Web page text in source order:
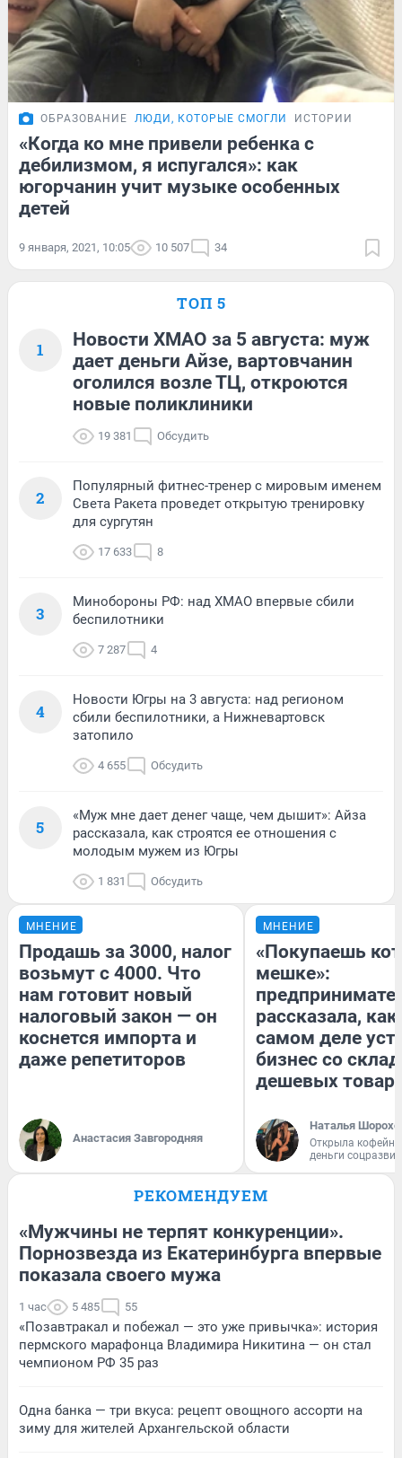
ОБРАЗОВАНИЕ ЛЮДИ, КОТОРЫЕ СМОГЛИ ИСТОРИИ
«Когда ко мне привели ребенка с
дебилизмом, я испугался»: как
югорчанин учит музыке особенных
детей
9 января, 2021, 10:05 10 507 34
ТОП 5
1
Новости ХМАО за 5 августа: муж
дает деньги Айзе, вартовчанин
оголился возле ТЦ, откроются
новые поликлиники
19 381 Обсудить
2
Популярный фитнес-тренер с мировым именем
Света Ракета проведет открытую тренировку
для сургутян
17 633 8
3
Минобороны РФ: над ХМАО впервые сбили
беспилотники
7 287 4
4
Новости Югры на 3 августа: над регионом
сбили беспилотники, а Нижневартовск
затопило
4 655 Обсудить
5
«Муж мне дает денег чаще, чем дышит»: Айза
рассказала, как строятся ее отношения с
молодым мужем из Югры
1 831 Обсудить
МНЕНИЕ
Продашь за 3000, налог
возьмут с 4000. Что
нам готовит новый
налоговый закон — он
коснется импорта и
даже репетиторов
Анастасия Завгородняя
МНЕНИЕ
«Покупаешь
мешке»:
рассказала, как
самом деле
бизнес со
дешевых
Наталья
Открыла
деньги
РЕКОМЕНДУЕМ
«Мужчины не терпят конкуренции».
Порнозвезда из Екатеринбурга впервые
показала своего мужа
1 час 5 485 55
«Позавтракал и побежал — это уже привычка»: история
пермского марафонца Владимира Никитина — он стал
чемпионом РФ 35 раз
Одна банка — три вкуса: рецепт овощного ассорти на
зиму для жителей Архангельской области